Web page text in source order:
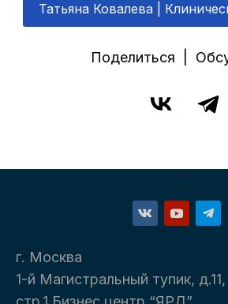
Татьяна Ковалева |
Поделиться |
г. Москва
1-й Магистральный тупик, д.11,